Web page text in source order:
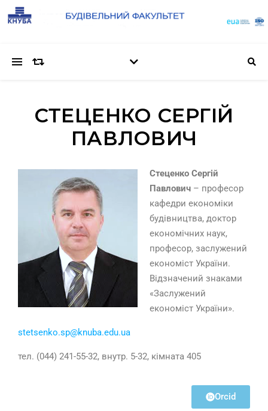
СТЕЦЕНКО СЕРГІЙ
ПАВЛОВИЧ
Стеценко Сергій
Павлович – професор
кафедри економіки
будівництва, доктор
економічних наук,
професор, заслужений
економіст України.
Відзначений знаками
«Заслужений
економіст України».
stetsenko.sp@knuba.edu.ua
тел. (044) 241-55-32, внутр. 5-32, кімната 405
Orcid